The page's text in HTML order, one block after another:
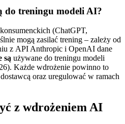
do treningu modeli AI?
(ChatGPT,
mogą zasilać trening – zależy od
z API Anthropic i OpenAI dane
są używane do treningu modeli
Każde wdrożenie powinno to
oraz uregulować w ramach
z wdrożeniem AI